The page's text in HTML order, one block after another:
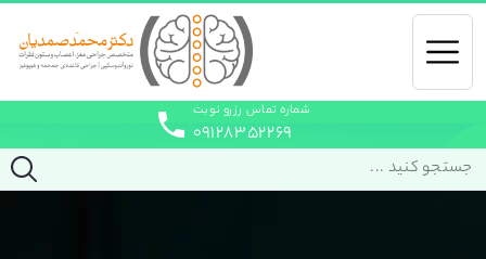
شماره تماس رزرو نوبت
۰۹۱۲۸۳۵۲۲۶۹